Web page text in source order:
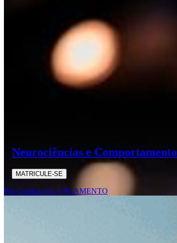
Neurociências e Comportamento
MATRICULE-SE
Pós-GraduaçãoLANÇAMENTO